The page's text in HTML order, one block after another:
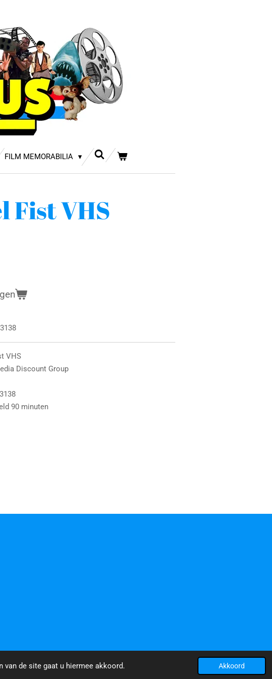
de site gaat u hiermee akkoord. Akkoord
FILM MEMORABILIA
Fist VHS
3138
VHS
Discount Group
90 minuten